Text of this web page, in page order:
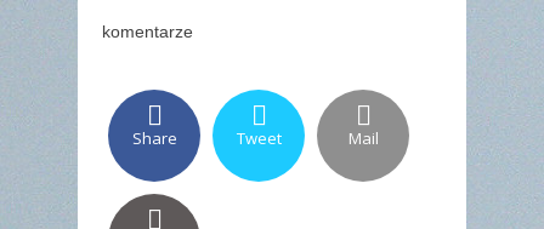
komentarze
Share Tweet Mail